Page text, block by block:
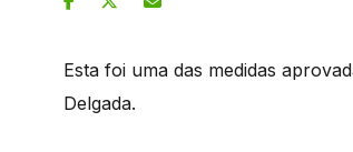
Esta foi uma das medidas
Delgada.